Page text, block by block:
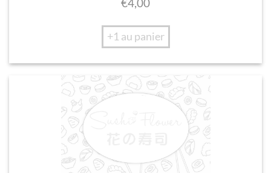
€4,00
+1 au panier